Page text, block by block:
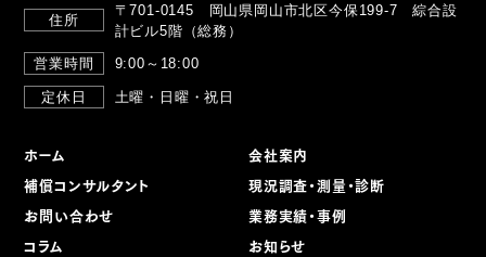
住所
〒701-0145 岡山県岡山市北区今保199-7綜合設
計ビル5階（総務）
営業時間
9:00～18:00
定休日 土曜・日曜・祝日
ホーム
会社案内
補償コンサルタント
現況調査・測量・診断
お問い合わせ
業務実績・事例
コラム
お知らせ